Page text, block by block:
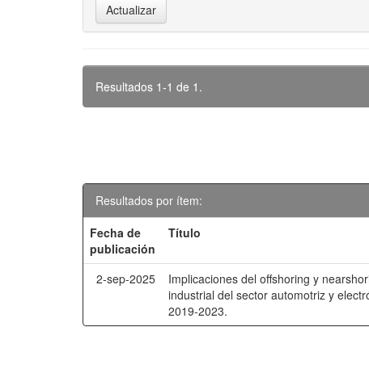
Resultados 1-1 de 1.
Resultados por ítem:
Fecha de
publicación
Título
2-sep-2025
Implicaciones del offshoring y
industrial del sector automotriz y
2019-2023.